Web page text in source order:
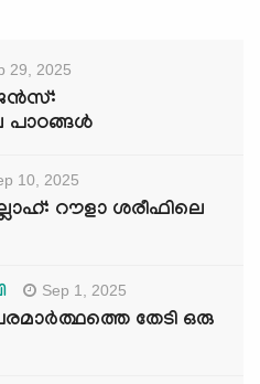
29, 2025
പാഠങ്ങൾ
10, 2025
റൗളാ ശരീഫിലെ
Sep 1, 2025
തേടി ഒരു